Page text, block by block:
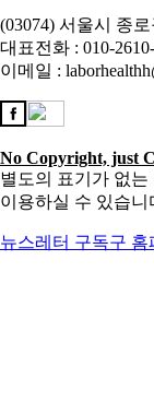
(03074) 서울시 종
대표전화 : 010-
이메일 :
No Copyright, just
별도의 표기가 없는
이용하실 수 있습니
뉴스레터 구독구 홈